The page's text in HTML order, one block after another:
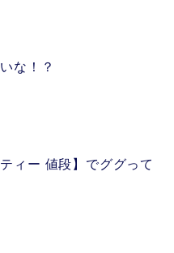
な！？
ィー 値段】でググって